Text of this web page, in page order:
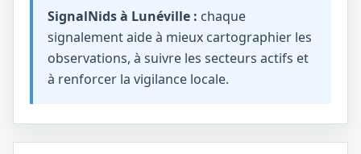
SignalNids à Lunéville : chaque
signalement aide à mieux cartographier les
observations, à suivre les secteurs actifs et
à renforcer la vigilance locale.